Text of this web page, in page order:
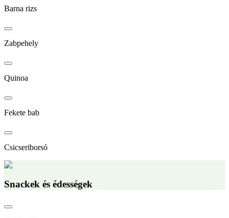
Barna rizs
Zabpehely
Quinoa
Fekete bab
Csicseriborsó
Snackek és édességek